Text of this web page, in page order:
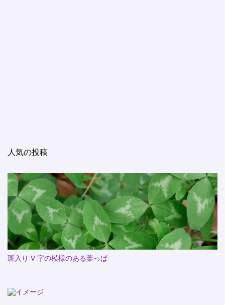
人気の投稿
斑入り V 字の模様のある葉っぱ